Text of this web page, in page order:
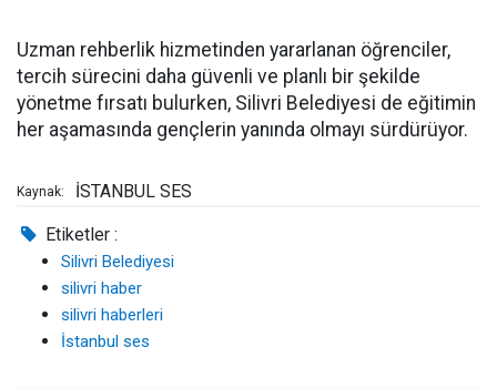
Uzman rehberlik hizmetinden yararlanan öğrenciler,
tercih sürecini daha güvenli ve planlı bir şekilde
yönetme fırsatı bulurken, Silivri Belediyesi de eğitimin
her aşamasında gençlerin yanında olmayı sürdürüyor.
Kaynak: İSTANBUL SES
Etiketler :
Silivri Belediyesi
silivri haber
silivri haberleri
İstanbul ses